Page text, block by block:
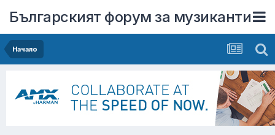
Българският форум за музиканти
Начало